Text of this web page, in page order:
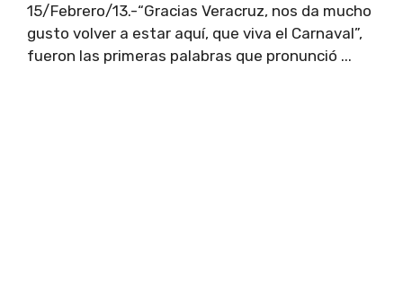
15/Febrero/13.-“Gracias Veracruz, nos da mucho
gusto volver a estar aquí, que viva el Carnaval”,
fueron las primeras palabras que pronunció ...